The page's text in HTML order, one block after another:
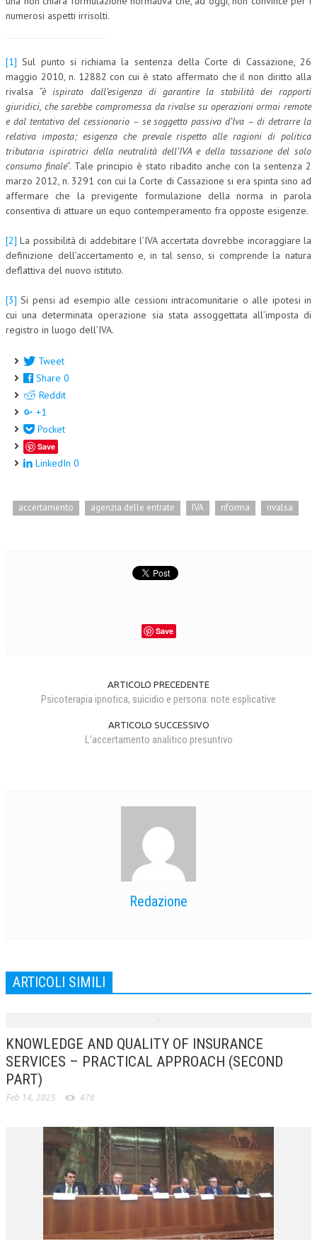
numerosi aspetti irrisolti.
[1] Sul punto si richiama la sentenza della Corte di Cassazione, 26
maggio 2010, n. 12882 con cui è stato affermato che il non diritto alla
rivalsa “è ispirato dall’esigenza di garantire la stabilità dei rapporti
giuridici, che sarebbe compromessa da rivalse su operazioni ormai remote
e dal tentativo del cessionario – se soggetto passivo d’Iva – di detrarre la
relativa imposta; esigenza che prevale rispetto alle ragioni di politica
tributaria ispiratrici della neutralità dell’IVA e della tassazione del solo
consumo finale”. Tale principio è stato ribadito anche con la sentenza 2
marzo 2012, n. 3291 con cui la Corte di Cassazione si era spinta sino ad
affermare che la previgente formulazione della norma in parola
consentiva di attuare un equo contemperamento fra opposte esigenze.
[2] La possibilità di addebitare l’IVA accertata dovrebbe incoraggiare la
definizione dell’accertamento e, in tal senso, si comprende la natura
deflattiva del nuovo istituto.
[3] Si pensi ad esempio alle cessioni intracomunitarie o alle ipotesi in
cui una determinata operazione sia stata assoggettata all’imposta di
registro in luogo dell’IVA.
Tweet
Share 0
Reddit
+1
Pocket
Save
LinkedIn 0
accertamento agenzia delle entrate IVA riforma rivalsa
Save
ARTICOLO PRECEDENTE
Psicoterapia ipnotica, suicidio e persona: note esplicative
ARTICOLO SUCCESSIVO
L’accertamento analitico presuntivo
Redazione
ARTICOLI SIMILI
KNOWLEDGE AND QUALITY OF INSURANCE
SERVICES – PRACTICAL APPROACH (SECOND
PART)
Feb 14, 2025 476